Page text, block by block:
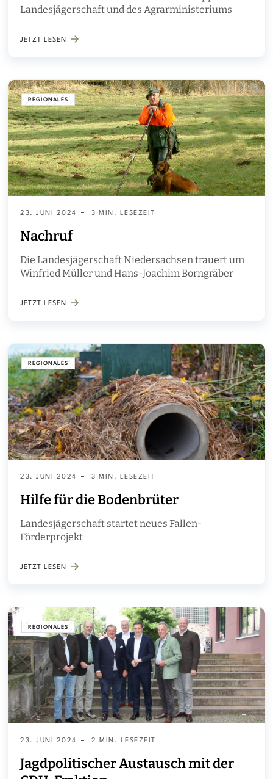
Landesjägerschaft und des Agrarministeriums
JETZT LESEN
REGIONALES
23. JUNI 2024 3 MIN. LESEZEIT
Nachruf
Die Landesjägerschaft Niedersachsen trauert um
Winfried Müller und Hans-Joachim Borngräber
JETZT LESEN
REGIONALES
23. JUNI 2024 3 MIN. LESEZEIT
Hilfe für die Bodenbrüter
Landesjägerschaft startet neues Fallen-
Förderprojekt
JETZT LESEN
REGIONALES
23. JUNI 2024 2 MIN. LESEZEIT
Jagdpolitischer Austausch mit der